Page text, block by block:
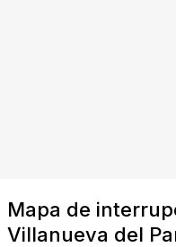
Mapa de
Villanueva del